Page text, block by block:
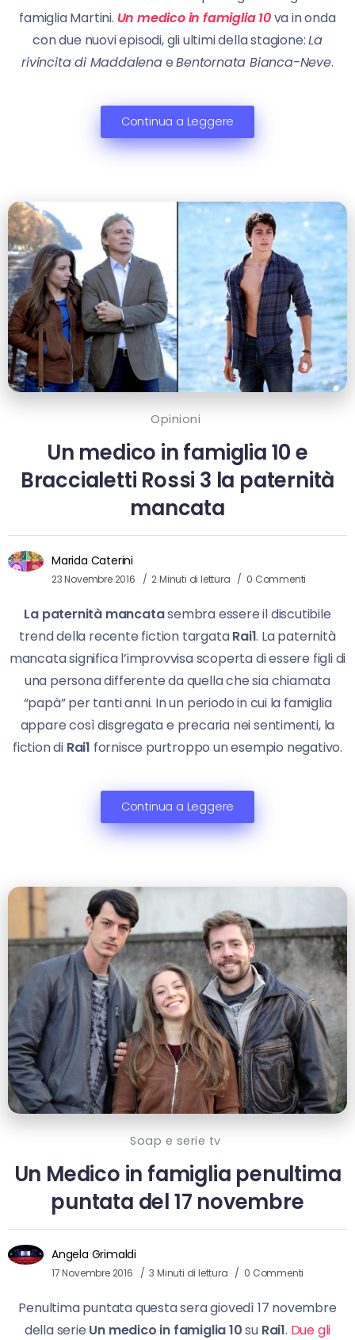
famiglia Martini. Un medico in famiglia 10va in onda
con due nuovi episodi, gli ultimi della stagione:La
rivincita di MaddalenaeBentornata Bianca-Neve.
Continua a Leggere
Opinioni
Un medico in famiglia 10 e
Braccialetti Rossi 3 la paternità
mancata
Marida Caterini
23 Novembre 2016 2 Minuti di lettura 0 Commenti
La paternità mancatasembra essere il discutibile
trend della recente fiction targataRai1. La paternità
mancata significa l’improvvisa scoperta di essere figli di
una persona differente da quella che sia chiamata
“papà” per tanti anni. In un periodo in cui la famiglia
appare così disgregata e precaria nei sentimenti, la
fiction di Rai1 fornisce purtroppo un esempio negativo.
Continua a Leggere
Soap e serie tv
Un Medico in famiglia penultima
puntata del 17 novembre
Angela Grimaldi
17 Novembre 2016 3 Minuti di lettura 0 Commenti
Penultima puntata questa sera giovedì 17 novembre
della serie Un medico in famiglia 10su Rai1. Due gli